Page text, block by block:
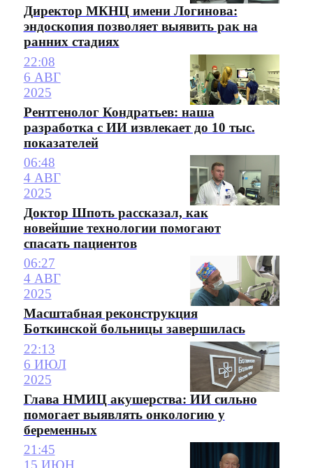
Директор МКНЦ имени Логинова:
эндоскопия позволяет выявить рак на
ранних стадиях
22:08
6 АВГ
2025
Рентгенолог Кондратьев: наша
разработка с ИИ извлекает до 10 тыс.
показателей
06:48
4 АВГ
2025
Доктор Шпоть рассказал, как
новейшие технологии помогают
спасать пациентов
06:27
4 АВГ
2025
Масштабная реконструкция
Боткинской больницы завершилась
22:13
6 ИЮЛ
2025
Глава НМИЦ акушерства: ИИ сильно
помогает выявлять онкологию у
беременных
21:45
15 ИЮН